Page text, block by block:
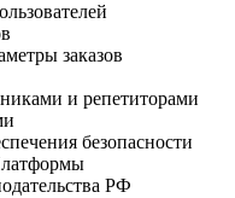
заказов
и репетиторами
безопасности
РФ